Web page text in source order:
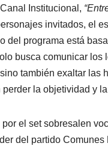
Institucional,
invitados, el
del programa está
busca comunicar los
también exaltar las
la objetividad y
el set sobresalen
del partido